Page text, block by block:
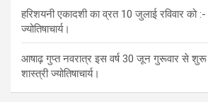
हरिशयनी एकादशी का व्रत 10 जुलाई रविवार को :-
ज्योतिषाचार्य।
आषाढ़ गुप्त नवरात्र इस वर्ष 30 जून गुरूवार से शुरू
शास्त्री ज्योतिषाचार्य।